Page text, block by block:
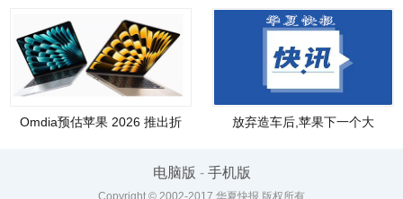
Omdia预估苹果 2026 推出折
放弃造车后,苹果下一个大
电脑版 - 手机版
Copyright © 2002-2017 华夏快报 版权所有